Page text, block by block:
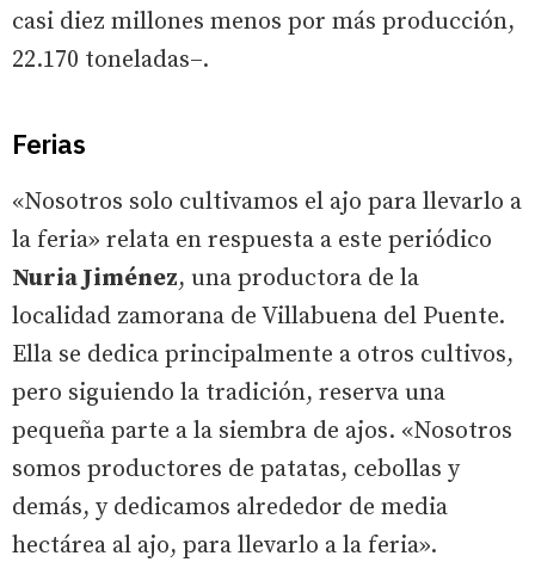
casi diez millones menos por más producción,
22.170 toneladas–.
Ferias
«Nosotros solo cultivamos el ajo para llevarlo a
la feria» relata en respuesta a este periódico
Nuria Jiménez, una productora de la
localidad zamorana de Villabuena del Puente.
Ella se dedica principalmente a otros cultivos,
pero siguiendo la tradición, reserva una
pequeña parte a la siembra de ajos. «Nosotros
somos productores de patatas, cebollas y
demás, y dedicamos alrededor de media
hectárea al ajo, para llevarlo a la feria».